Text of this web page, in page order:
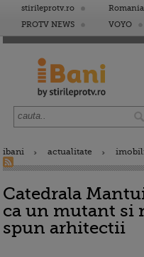
stirileprotv.ro
PROTV NEWS
VOYO
ibani actualitate
Catedrala
ca un mutant si
spun arhitectii